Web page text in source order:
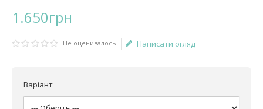
1.650грн
Не оценивалось Написати огляд
Варіант